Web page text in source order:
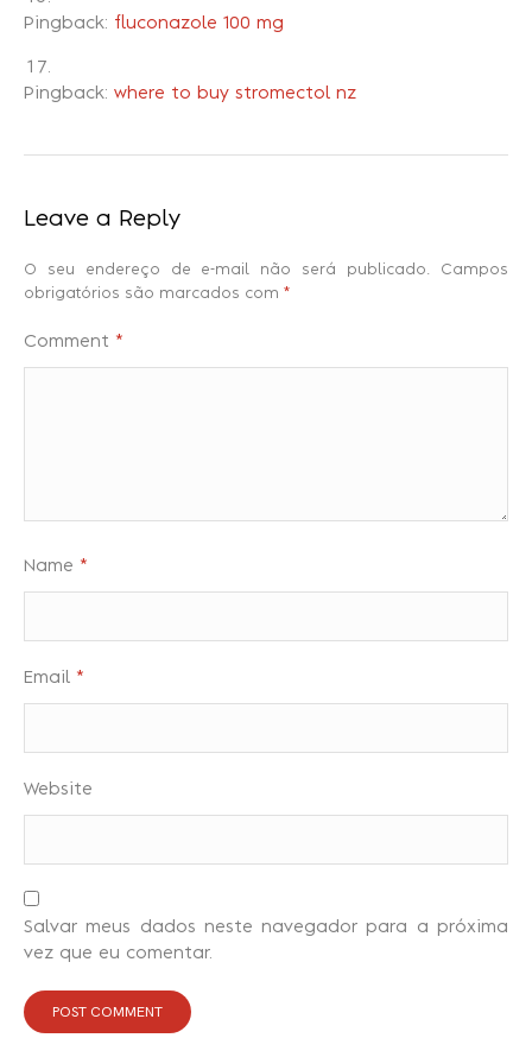
Pingback: fluconazole 100 mg
Pingback: where to buy stromectol nz
Leave a Reply
O seu endereço de e-mail não será publicado.
Campos
obrigatórios são marcados com *
Comment *
Name *
Email *
Website
Salvar meus dados neste navegador para a próxima
vez que eu comentar.